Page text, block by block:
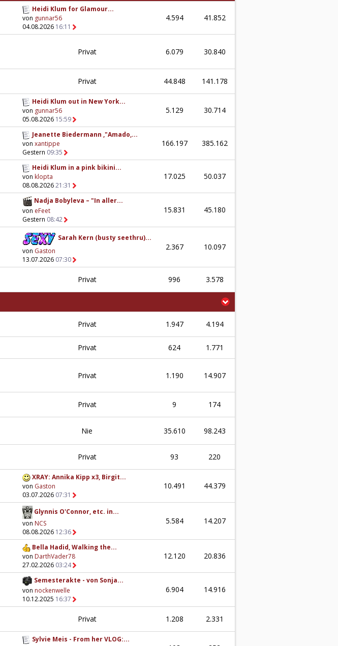
Heidi Klum for Glamour...
von gunnar56
04.08.2026 16:11
4.594 41.852
Privat 6.079 30.840
Privat 44.848 141.178
Heidi Klum out in New York...
von gunnar56
05.08.2026 15:59
5.129 30.714
Jeanette Biedermann ,"Amado,...
von xantippe
Gestern 09:35
166.197 385.162
Heidi Klum in a pink bikini...
von klopta
08.08.202621:31
17.025 50.037
Nadja Bobyleva – "In aller...
von eFeet
Gestern 08:42
15.831 45.180
Sarah Kern (busty seethru)...
von Gaston
13.07.2026 07:30
2.367 10.097
Privat 996 3.578
Privat 1.947 4.194
Privat 624
1.771
Privat 1.190 14.907
Privat 9 174
Nie 35.610 98.243
Privat 93 220
XRAY: Annika Kipp x3, Birgit...
von Gaston
03.07.2026 07:31
10.491 44.379
Glynnis O'Connor, etc. in...
von NCS
08.08.2026 12:36
5.584 14.207
Bella Hadid, Walking the...
von DarthVader78
27.02.2026 03:24
12.120 20.836
Semesterakte - von Sonja...
von nockenwelle
10.12.2025 16:37
6.904 14.916
Privat 1.208 2.331
Sylvie Meis - From her VLOG:...